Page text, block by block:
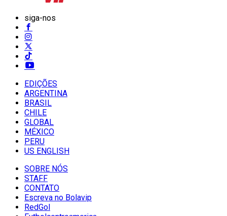
siga-nos
EDIÇÕES
ARGENTINA
BRASIL
CHILE
GLOBAL
MÉXICO
PERU
US ENGLISH
SOBRE NÓS
STAFF
CONTATO
Escreva no Bolavip
RedGol